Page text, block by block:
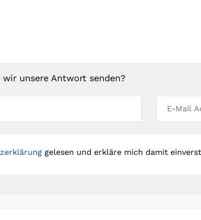
unsere Antwort senden?
gelesen und erkläre mich damit